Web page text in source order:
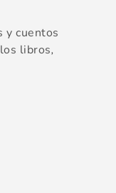
y cuentos
libros,